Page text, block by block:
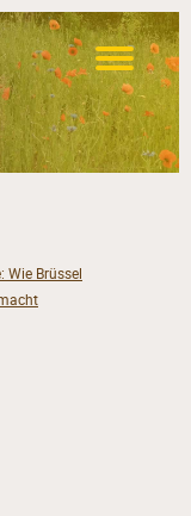
Wie Brüssel